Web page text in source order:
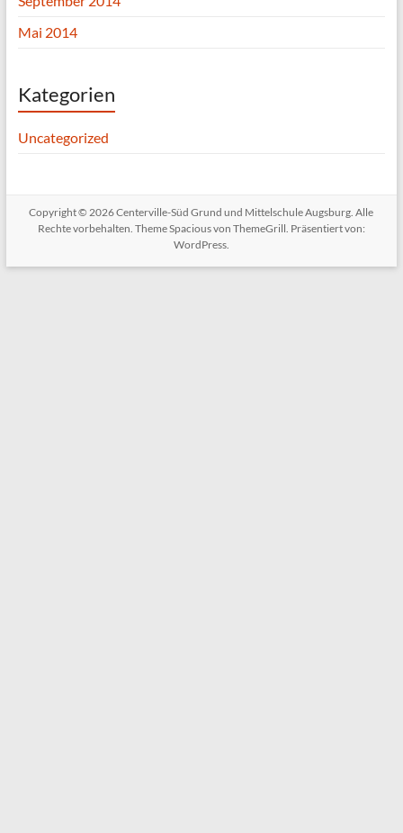
Mai 2014
Kategorien
Uncategorized
Copyright © 2026Centerville-Süd Grund und Mittelschule Augsburg. Alle
Rechte vorbehalten. ThemeSpaciousvon ThemeGrill. Präsentiert von:
WordPress.